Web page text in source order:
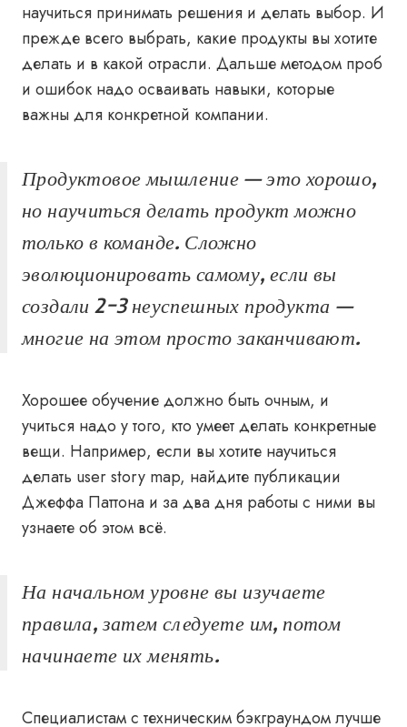
научиться принимать решения и делать выбор. И
прежде всего выбрать, какие продукты вы хотите
делать и в какой отрасли. Дальше методом проб
и ошибок надо осваивать навыки, которые
важны для конкретной компании.
Продуктовое мышление — это хорошо,
но научиться делать продукт можно
только в команде. Сложно
эволюционировать самому, если вы
создали 2−3 неуспешных продукта —
многие на этом просто заканчивают.
Хорошее обучение должно быть очным, и
учиться надо у того, кто умеет делать конкретные
вещи. Например, если вы хотите научиться
делать user story map, найдите публикации
Джеффа Паттона и за два дня работы с ними вы
узнаете об этом всё.
На начальном уровне вы изучаете
правила, затем следуете им, потом
начинаете их менять.
Специалистам с техническим бэкграундом лучше